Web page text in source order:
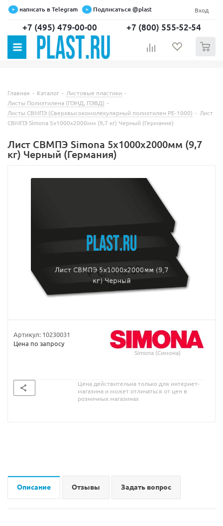
написать в Telegram Подписаться @plast Вход
+7 (495) 479-00-00 +7 (800) 555-52-54
Главная - Каталог - Листовые пластики -
Листы Полиэтилена (ПЭНД, ПЭВД) -
Листы СВМПЭ (Сверхвысокомолекулярный полиэтилен PE-1000) - Лист
СВМПЭ Simona 5х1000х2000мм (9,7 кг) Черный (Германия)
Лист СВМПЭ Simona 5х1000х2000мм (9,7
кг) Черный (Германия)
Артикул: 10230031
Цена по запросу
Simona (Симона)
Цена действительна только для интернет-
магазина и может отличаться от цен в
розничных магазинах
Описание Отзывы Задать вопрос